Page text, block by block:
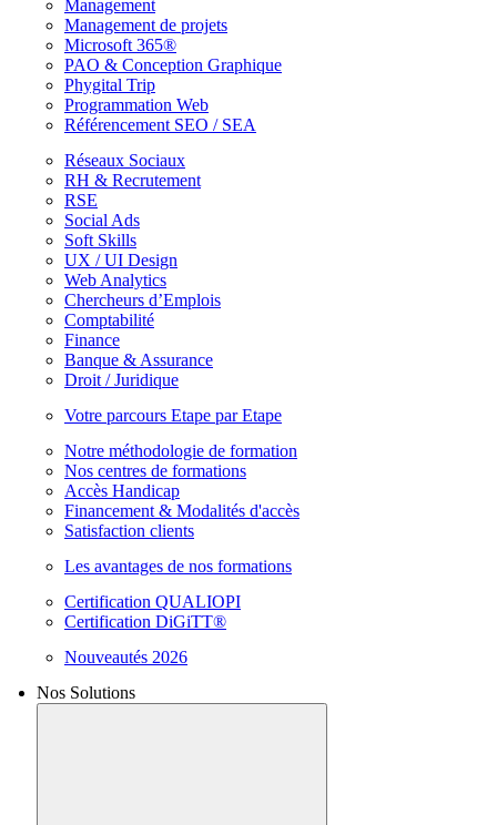
Management
Management de projets
Microsoft 365®
PAO & Conception Graphique
Phygital Trip
Programmation Web
Référencement SEO / SEA
Réseaux Sociaux
RH & Recrutement
RSE
Social Ads
Soft Skills
UX / UI Design
Web Analytics
Chercheurs d’Emplois
Comptabilité
Finance
Banque & Assurance
Droit / Juridique
Votre parcours Etape par Etape
Notre méthodologie de formation
Nos centres de formations
Accès Handicap
Financement & Modalités d'accès
Satisfaction clients
Les avantages de nos formations
Certification QUALIOPI
Certification DiGiTT®
Nouveautés 2026
Nos Solutions